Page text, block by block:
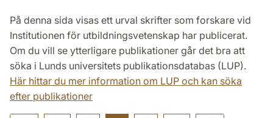
På denna sida visas ett urval skrifter som forskare vid
Institutionen för utbildningsvetenskap har publicerat.
Om du vill se ytterligare publikationer går det bra att
söka i Lunds universitets publikationsdatabas (LUP).
Här hittar du mer information om LUP och kan söka
efter publikationer